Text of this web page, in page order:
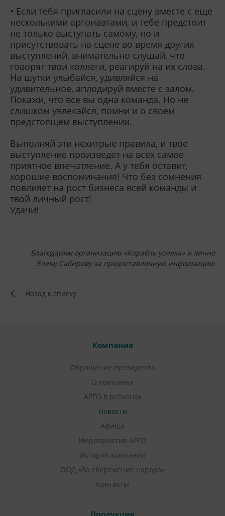
• Если тебя пригласили на сцену вместе с еще
несколькими аргонавтами, и тебе предстоит
не только выступать самому, но и
присутствовать на сцене во время других
выступлений, внимательно слушай, что
говорят твои коллеги, реагируй на их слова.
На шутки улыбайся, удивляйся на
удивительное, аплодируй вместе с залом.
Покажи, что все вы одна команда. Но не
слишком увлекайся, помни и о своем
предстоящем выступлении.
Выполняй эти нехитрые правила, и твое
выступление произведет на всех самое
приятное впечатление. А у тебя оставит,
хорошие воспоминания! Что без сомнения
повлияет на рост бизнеса всей команды и
твой личный рост!
Удачи!
Благодарим организацию «Корабль успеха» и лично
Елену Сабирову за предоставленную информацию
Назад к списку
Компания
Обращение президента
О компании
АРГО в регионах
Новости
Афиша
Мероприятия АРГО
История компании
ООД «За сбережение народа»
Контакты
Продукция